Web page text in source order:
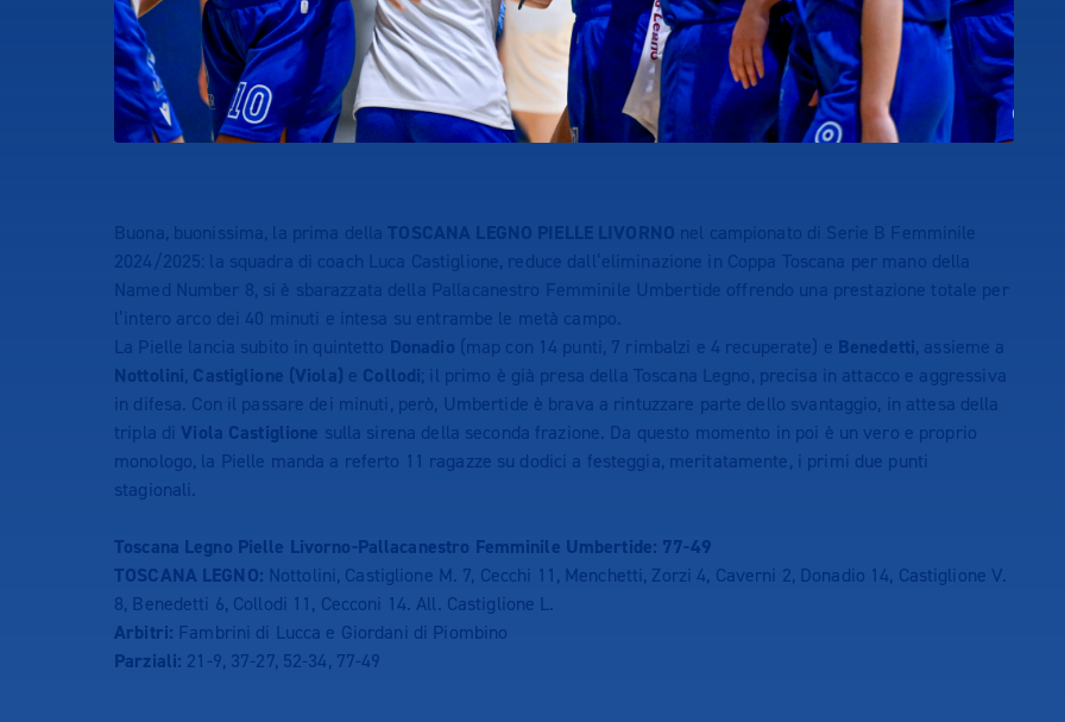
Buona, buonissima, la prima della TOSCANA LEGNO PIELLE LIVORNO nel campionato di Serie B Femminile
2024/2025: la squadra di coach Luca Castiglione, reduce dall’eliminazione in Coppa Toscana per mano della
Named Number 8, si è sbarazzata della Pallacanestro Femminile Umbertide offrendo una prestazione totale per
l’intero arco dei 40 minuti e intesa su entrambe le metà campo.
La Pielle lancia subito in quintetto Donadio (map con 14 punti, 7 rimbalzi e 4 recuperate) e Benedetti, assieme a
Nottolini, Castiglione (Viola) e Collodi; il primo è già presa della Toscana Legno, precisa in attacco e aggressiva
in difesa. Con il passare dei minuti, però, Umbertide è brava a rintuzzare parte dello svantaggio, in attesa della
tripla diViola Castiglione sulla sirena della seconda frazione. Da questo momento in poi è un vero e proprio
monologo, la Pielle manda a referto 11 ragazze su dodici a festeggia, meritatamente, i primi due punti
stagionali.
Toscana Legno Pielle Livorno-Pallacanestro Femminile Umbertide: 77-49
TOSCANA LEGNO: Nottolini, Castiglione M. 7, Cecchi 11, Menchetti, Zorzi 4, Caverni 2, Donadio 14, Castiglione V.
8, Benedetti 6, Collodi 11, Cecconi 14. All. Castiglione L.
Arbitri: Fambrini di Lucca e Giordani di Piombino
Parziali: 21-9, 37-27, 52-34, 77-49